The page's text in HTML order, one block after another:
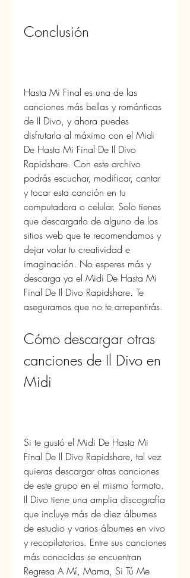
Conclusión
Hasta Mi Final es una de las
canciones más bellas y románticas
de Il Divo, y ahora puedes
disfrutarla al máximo con el Midi
De Hasta Mi Final De Il Divo
Rapidshare. Con este archivo
podrás escuchar, modificar, cantar
y tocar esta canción en tu
computadora o celular. Solo tienes
que descargarlo de alguno de los
sitios web que te recomendamos y
dejar volar tu creatividad e
imaginación. No esperes más y
descarga ya el Midi De Hasta Mi
Final De Il Divo Rapidshare. Te
aseguramos que no te arrepentirás.
Cómo descargar otras
canciones de Il Divo en
Midi
Si te gustó el Midi De Hasta Mi
Final De Il Divo Rapidshare, tal vez
quieras descargar otras canciones
de este grupo en el mismo formato.
Il Divo tiene una amplia discografía
que incluye más de diez álbumes
de estudio y varios álbumes en vivo
y recopilatorios. Entre sus canciones
más conocidas se encuentran
Regresa A Mí, Mama, Si Tú Me